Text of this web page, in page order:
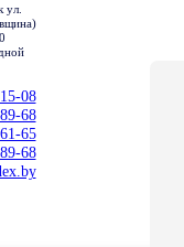
ул.
08
68
65
68